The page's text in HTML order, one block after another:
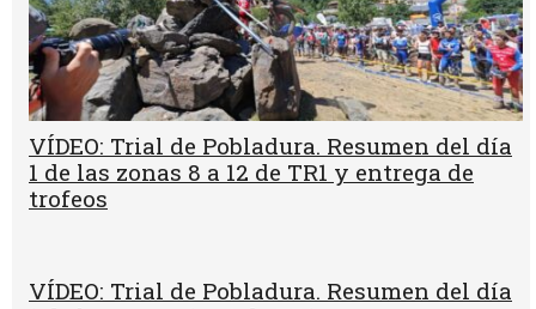
VÍDEO: Trial de Pobladura. Resumen del día
1 de las zonas 8 a 12 de TR1 y entrega de
trofeos
VÍDEO: Trial de Pobladura. Resumen del día